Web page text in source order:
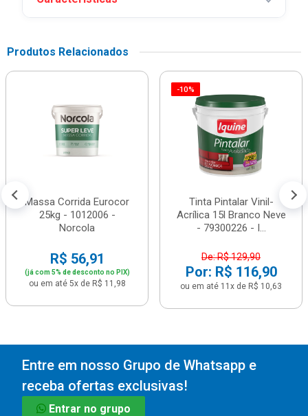
Produtos Relacionados
Massa Corrida Eurocor
25kg - 1012006 -
Norcola
R$ 56,91
(já com 5% de desconto no PIX)
ou em até 5x de R$ 11,98
-10%
Tinta Pintalar Vinil-
Acrílica 15l Branco Neve
- 79300226 - I...
De: R$ 129,90
Por: R$ 116,90
ou em até 11x de R$ 10,63
Entre em nosso Grupo de Whatsapp e
receba ofertas exclusivas!
Entrar no grupo